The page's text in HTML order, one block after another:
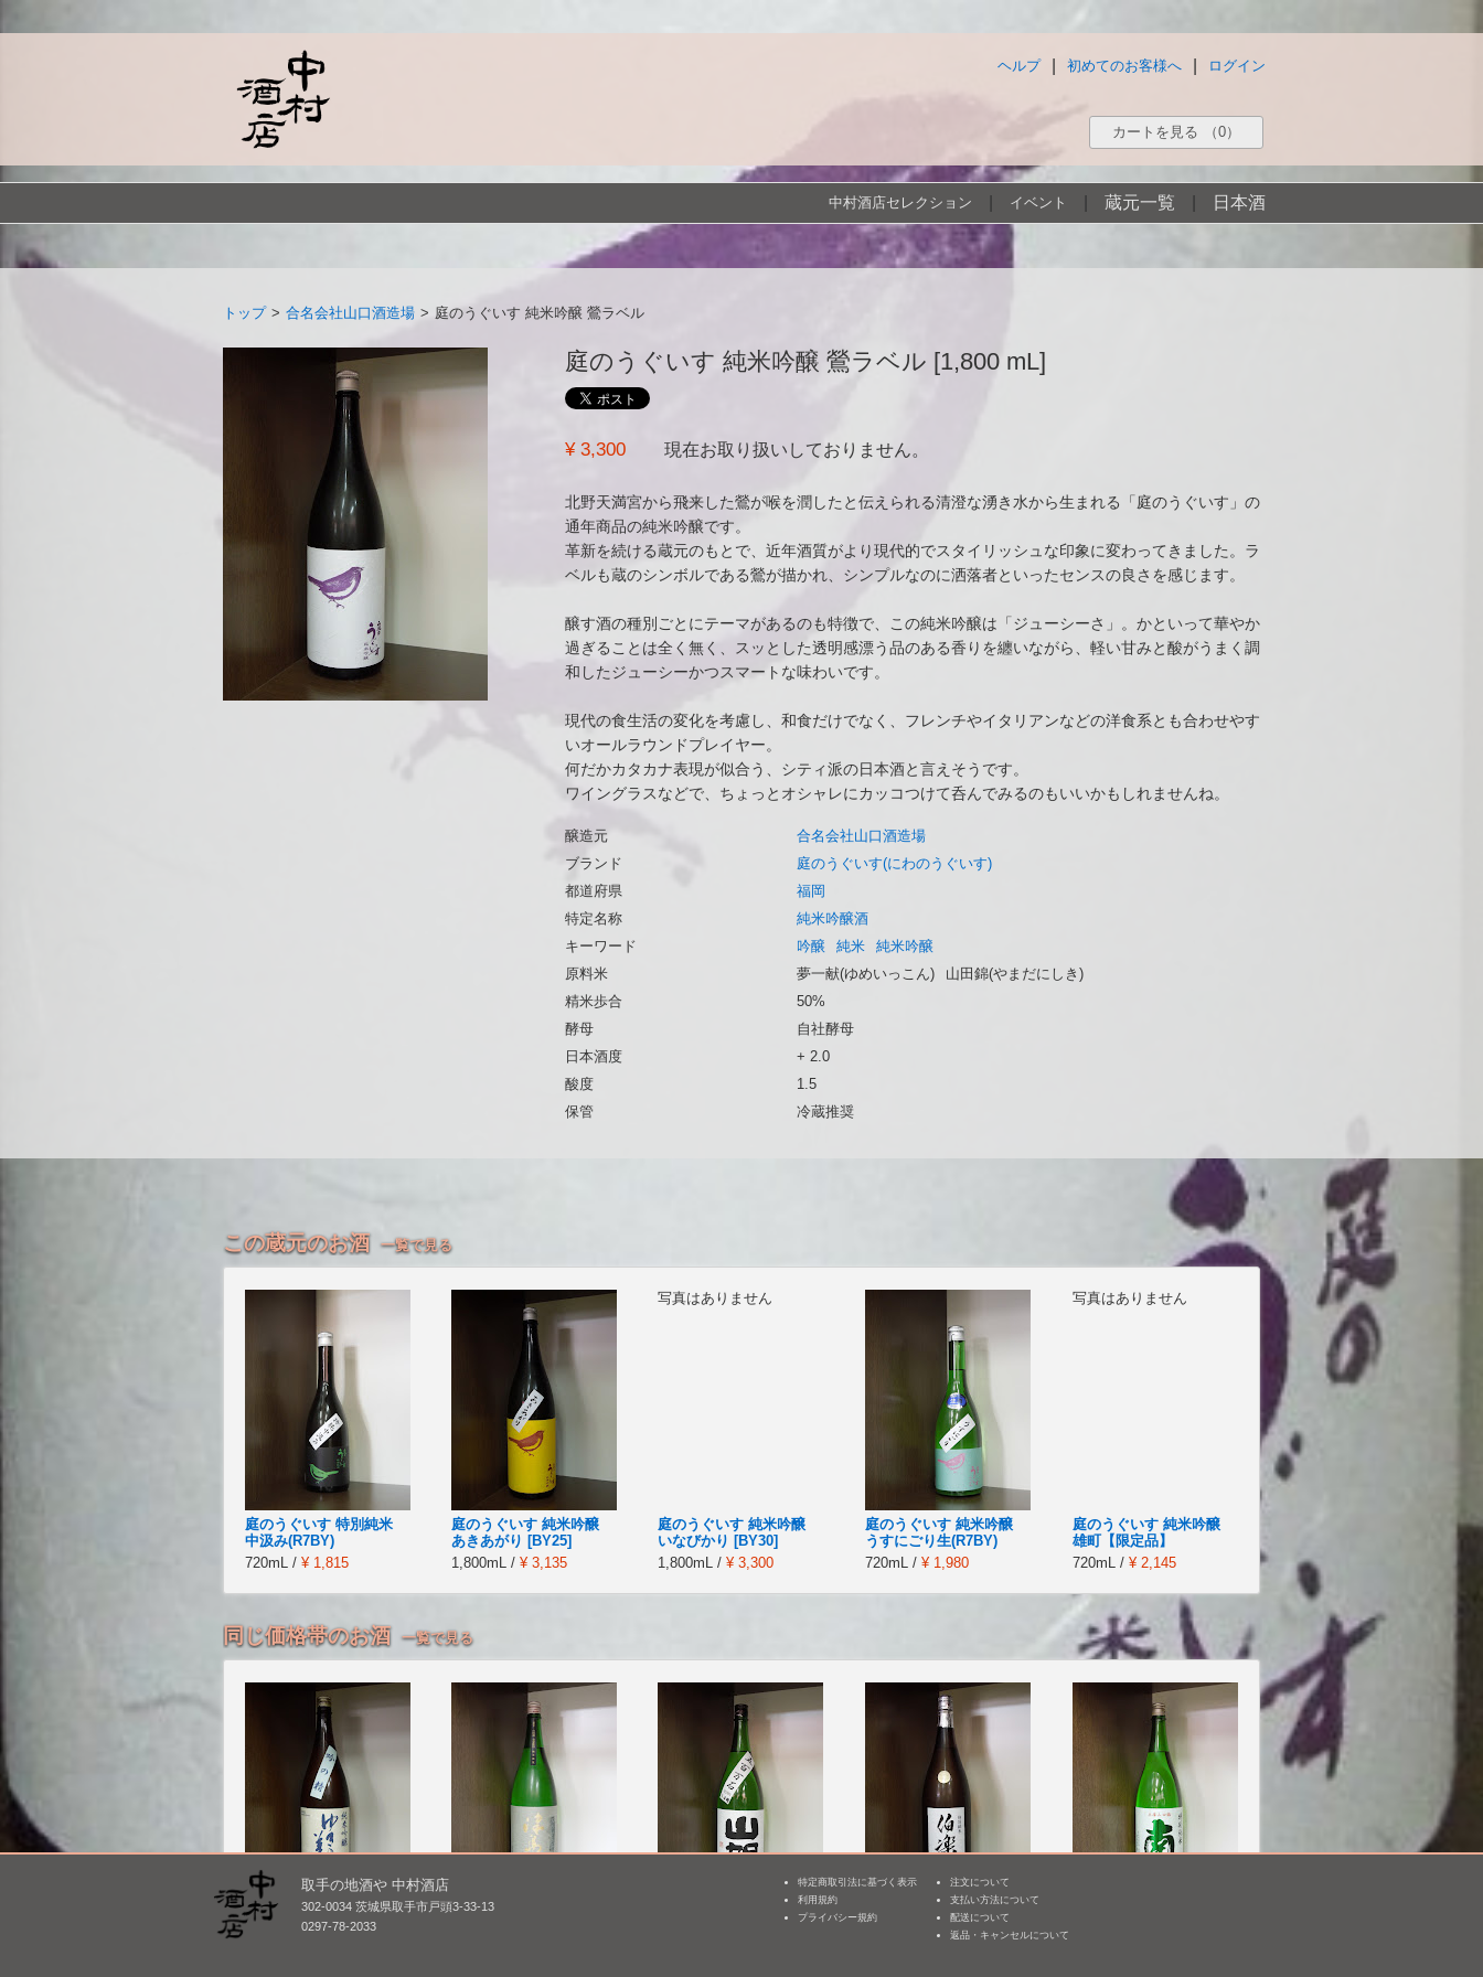
ログイン
初めてのお客様へ
ヘルプ
カートを見る （0）
中村酒店セレクション イベント 蔵元一覧 日本酒
トップ > 合名会社山口酒造場 > 庭のうぐいす 純米吟醸 鶯ラベル
庭のうぐいす 純米吟醸 鶯ラベル [1,800 mL]
¥ 3,300 現在お取り扱いしておりません。
北野天満宮から飛来した鶯が喉を潤したと伝えられる清澄な湧き水から生まれる「庭のうぐいす」の
通年商品の純米吟醸です。
革新を続ける蔵元のもとで、近年酒質がより現代的でスタイリッシュな印象に変わってきました。ラ
ベルも蔵のシンボルである鶯が描かれ、シンプルなのに洒落者といったセンスの良さを感じます。
醸す酒の種別ごとにテーマがあるのも特徴で、この純米吟醸は「ジューシーさ」。かといって華やか
過ぎることは全く無く、スッとした透明感漂う品のある香りを纏いながら、軽い甘みと酸がうまく調
和したジューシーかつスマートな味わいです。
現代の食生活の変化を考慮し、和食だけでなく、フレンチやイタリアンなどの洋食系とも合わせやす
いオールラウンドプレイヤー。
何だかカタカナ表現が似合う、シティ派の日本酒と言えそうです。
ワイングラスなどで、ちょっとオシャレにカッコつけて呑んでみるのもいいかもしれませんね。
醸造元
合名会社山口酒造場
ブランド
庭のうぐいす(にわのうぐいす)
都道府県
福岡
特定名称
純米吟醸酒
キーワード
吟醸 純米
純米吟醸
原料米
夢一献(ゆめいっこん)
山田錦(やまだにしき)
精米歩合
50%
酵母
自社酵母
日本酒度
+ 2.0
酸度
1.5
保管
冷蔵推奨
この蔵元のお酒 一覧で見る
庭のうぐいす 特別純米
中汲み(R7BY)
720mL / ¥ 1,815
庭のうぐいす 純米吟醸
あきあがり [BY25]
1,800mL / ¥ 3,135
写真はありません
庭のうぐいす 純米吟醸
いなびかり [BY30]
1,800mL / ¥ 3,300
庭のうぐいす 純米吟醸
うすにごり生(R7BY)
720mL / ¥ 1,980
写真はありません
庭のうぐいす 純米吟醸
雄町【限定品】
720mL / ¥ 2,145
同じ価格帯のお酒 一覧で見る
ゆきの美人 純米吟醸 吟
の精(火入れ-R3BY)
津島屋 純米酒 播州産山
山間 純米吟醸 五百万石
伯楽星 特別純米
¥ 3,135
取手の地酒や 中村酒店
302-0034 茨城県取手市戸頭3-33-13
0297-78-2033
特定商取引法に基づく表示
利用規約
プライバシー規約
注文について
支払い方法について
配送について
返品・キャンセルについて